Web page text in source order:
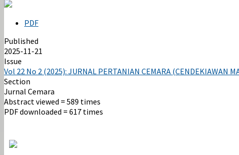
PDF
Published
2025-11-21
Issue
Vol 22 No 2 (2025): JURNAL PERTANIAN CEMARA (CENDEKIAWAN
Section
Jurnal Cemara
Abstract viewed = 589 times
PDF downloaded = 617 times